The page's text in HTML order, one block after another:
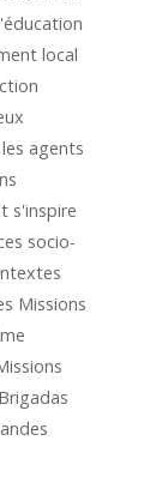
local
agents
s'inspire
socio-
Missions